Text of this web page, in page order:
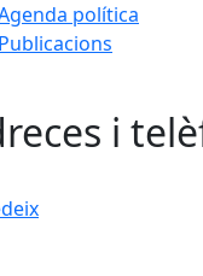
política
Publicacions
i